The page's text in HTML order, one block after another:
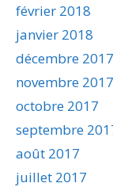
février 2018
janvier 2018
décembre 2017
novembre 2017
octobre 2017
septembre
août 2017
juillet 2017